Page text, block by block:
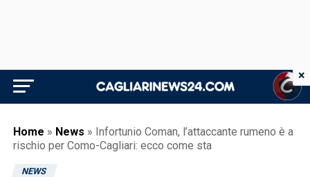
Home » News » Infortunio Coman, l’attaccante rumeno è a
rischio per Como-Cagliari: ecco come sta
NEWS
×